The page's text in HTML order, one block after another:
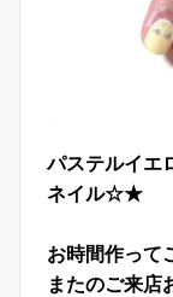
パステルイ
ネイル☆★
お時間作って
またのご来店